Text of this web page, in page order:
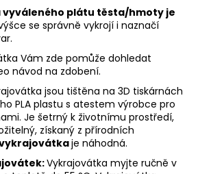
vyváleného plátu těsta/hmoty je
se správně vykrojí i naznačí
Vám zde pomůže dohledat
návod na zdobení.
jsou tištěna na 3D tiskárnách
PLA plastu s atestem výrobce pro
Je šetrný k životnímu prostředí,
získaný z přírodních
je náhodná.
Vykrajovátka myjte ručně v